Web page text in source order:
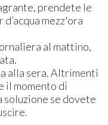
prendete le
mezz'ora
al mattino,
alla sera. Altrimenti
il momento di
soluzione se dovete